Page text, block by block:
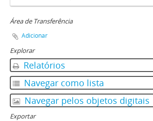
Área de Transferência
Adicionar
Explorar
Relatórios
Navegar como lista
Navegar pelos objetos digitais
Exportar